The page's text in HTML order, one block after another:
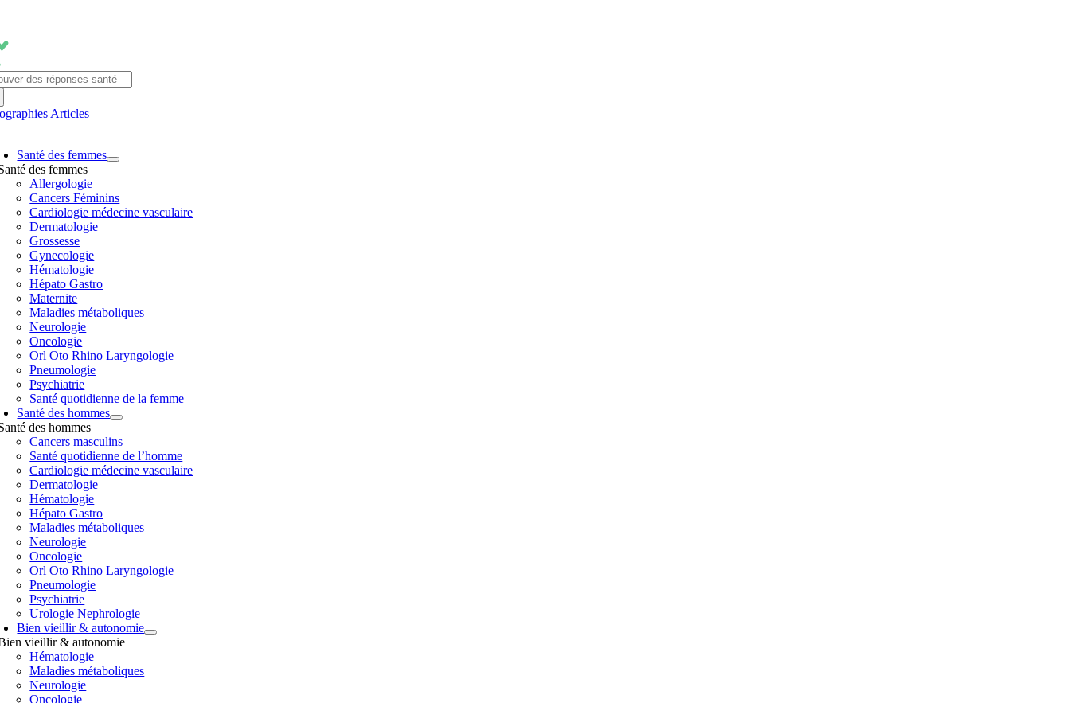
contenu
Articles
Santé des femmes
des femmes
Allergologie
Cancers Féminins
Cardiologie médecine vasculaire
Dermatologie
Grossesse
Gynecologie
Hématologie
Hépato Gastro
Maternite
Maladies métaboliques
Neurologie
Oncologie
Orl Oto Rhino Laryngologie
Pneumologie
Psychiatrie
Santé quotidienne de la femme
Santé des hommes
des hommes
Cancers masculins
Santé quotidienne de l’homme
Cardiologie médecine vasculaire
Dermatologie
Hématologie
Hépato Gastro
Maladies métaboliques
Neurologie
Oncologie
Orl Oto Rhino Laryngologie
Pneumologie
Psychiatrie
Urologie Nephrologie
Bien vieillir & autonomie
vieillir & autonomie
Hématologie
Maladies métaboliques
Neurologie
Oncologie